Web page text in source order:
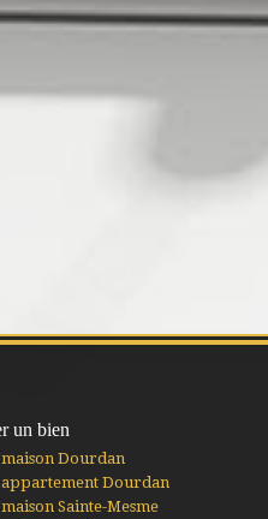
un bien
maison Dourdan
appartement Dourdan
Sainte-Mesme